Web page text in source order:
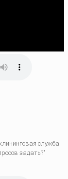
служба.
задать?"